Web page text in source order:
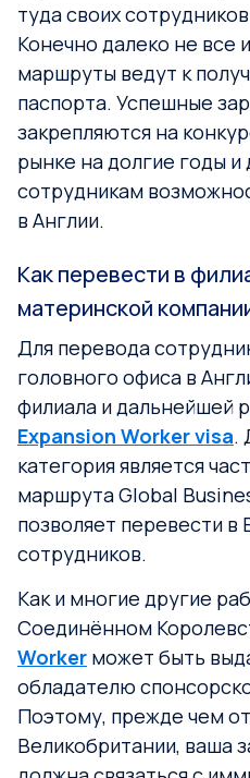
туда своих
Конечно далеко не все
маршруты ведут к
паспорта. Успешные
закрепляются на
рынке на долгие годы
сотрудникам
в Англии.
Как перевести в
материнской
Для перевода
головного офиса в
филиала и дальнейшей
Expansion Worker visa.
категория является
маршрута Global
позволяет перевести
сотрудников.
Как и многие другие
Соединённом
Worker может быть
обладателю
Поэтому, прежде чем
Великобритании, ваша